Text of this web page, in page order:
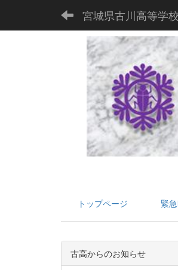
宮城県古川高等学校
トップページ 緊
古高からのお知らせ